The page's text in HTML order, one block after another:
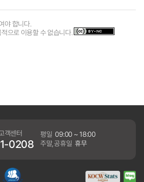
야 합니다.
으로 이용할 수 없습니다.
객센터
0208
평일 09:00 ~ 18:00
주말,공휴일 휴무